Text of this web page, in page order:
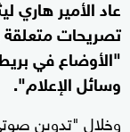
عاد الأمير هاري
تصريحات متعلقة
"الأوضاع في
وسائل الإعلام".